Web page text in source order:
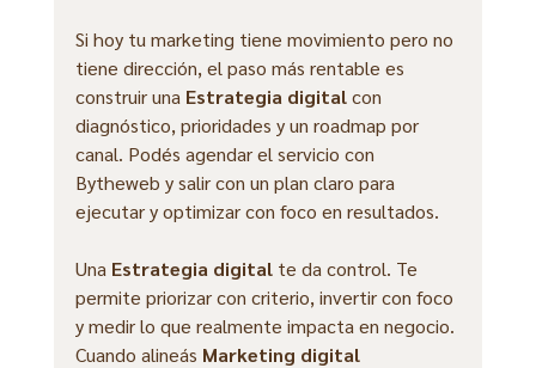
Si hoy tu marketing tiene movimiento pero no
tiene dirección, el paso más rentable es
construir una Estrategia digital con
diagnóstico, prioridades y un roadmap por
canal. Podés agendar el servicio con
Bytheweb y salir con un plan claro para
ejecutar y optimizar con foco en resultados.
Una Estrategia digital te da control. Te
permite priorizar con criterio, invertir con foco
y medir lo que realmente impacta en negocio.
Cuando alineás Marketing digital